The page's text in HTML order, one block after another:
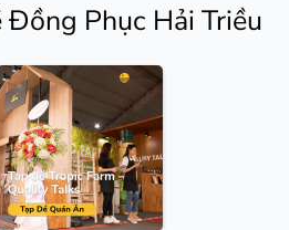
Đồng Phục Hải Triều